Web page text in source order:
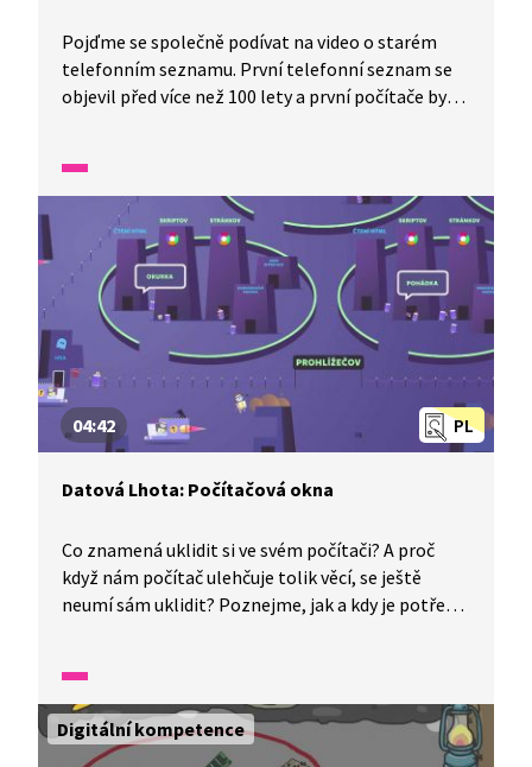
Pojďme se společně podívat na video o starém
telefonním seznamu. První telefonní seznam se
objevil před více než 100 lety a první počítače byly
počítač na světě měl přezdívku obrovský mozek.
PL
04:42
Datová Lhota: Počítačová okna
Co znamená uklidit si ve svém počítači? A proč
když nám počítač ulehčuje tolik věcí, se ještě
neumí sám uklidit? Poznejme, jak a kdy je potřeba
Lhota už na nás čeká!
Digitální kompetence